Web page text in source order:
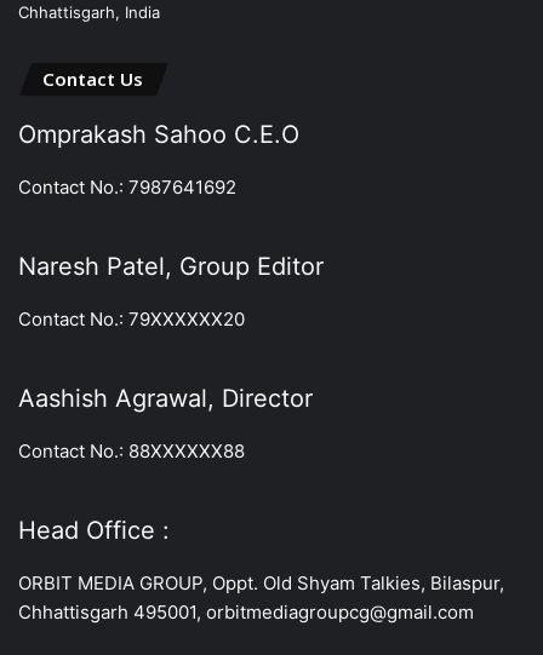
Chhattisgarh, India
Contact Us
Omprakash Sahoo C.E.O
Contact No.: 7987641692
Naresh Patel, Group Editor
Contact No.: 79XXXXXX20
Aashish Agrawal, Director
Contact No.: 88XXXXXX88
Head Office :
ORBIT MEDIA GROUP, Oppt. Old Shyam Talkies, Bilaspur,
Chhattisgarh 495001, orbitmediagroupcg@gmail.com